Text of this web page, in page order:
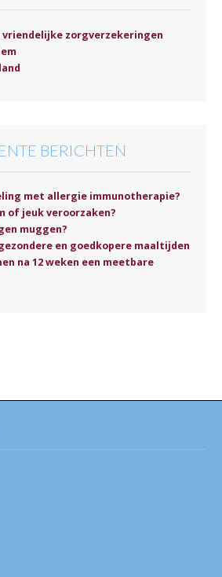
vriendelijke zorgverzekeringen
BERICHTEN
met allergie immunotherapie?
of jeuk veroorzaken?
muggen?
en goedkopere maaltijden
na 12 weken een meetbare